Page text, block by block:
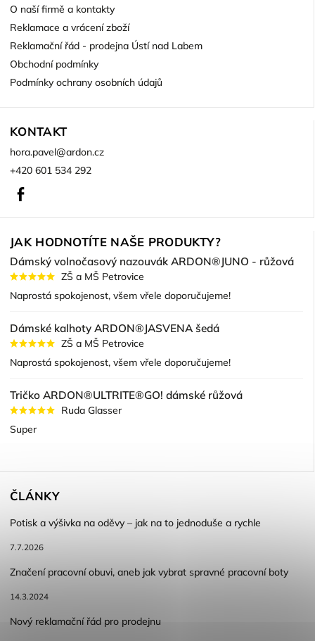
O naší firmě a kontakty
Reklamace a vrácení zboží
Reklamační řád - prodejna Ústí nad Labem
Obchodní podmínky
Podmínky ochrany osobních údajů
KONTAKT
hora.pavel@ardon.cz
+420 601 534 292
JAK HODNOTÍTE NAŠE PRODUKTY?
Dámský volnočasový nazouvák ARDON®JUNO - růžová
ZŠ a MŠ Petrovice
Naprostá spokojenost, všem vřele doporučujeme!
Dámské kalhoty ARDON®JASVENA šedá
ZŠ a MŠ Petrovice
Naprostá spokojenost, všem vřele doporučujeme!
Tričko ARDON®ULTRITE®GO! dámské růžová
Ruda Glasser
Super
ČLÁNKY
Potisk a výšivka na oděvy – jak na to jednoduše a rychle
7.7.2026
Značení pracovní obuvi, aneb jak vybrat spravné pracovní boty
14.3.2024
Nový reklamační řád pro prodejnu